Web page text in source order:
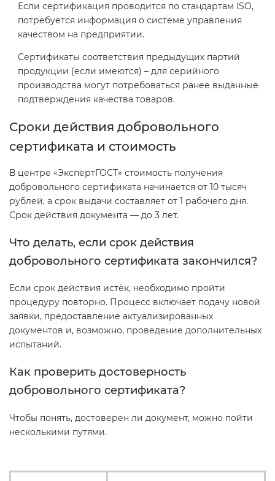
Если сертификация проводится по стандартам ISO,
потребуется информация о системе управления
качеством на предприятии.
Сертификаты соответствия предыдущих партий
продукции (если имеются) – для серийного
производства могут потребоваться ранее выданные
подтверждения качества товаров.
Сроки действия добровольного
сертификата и стоимость
В центре «ЭкспертГОСТ» стоимость получения
добровольного сертификата начинается от 10 тысяч
рублей, а срок выдачи составляет от 1 рабочего дня.
Срок действия документа — до 3 лет.
Что делать, если срок действия
добровольного сертификата закончился?
Если срок действия истёк, необходимо пройти
процедуру повторно. Процесс включает подачу новой
заявки, предоставление актуализированных
документов и, возможно, проведение дополнительных
испытаний.
Как проверить достоверность
добровольного сертификата?
Чтобы понять, достоверен ли документ, можно пойти
несколькими путями.